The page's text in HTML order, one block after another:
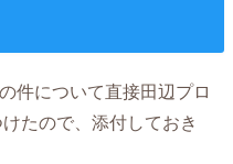
件について直接田辺プロ
たので、添付しておき